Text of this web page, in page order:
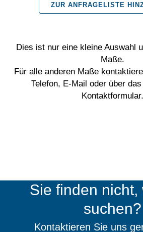
12-
für
6-
Kant-
mit
ZUR ANFRAGELISTE
Dies ist nur eine kleine Auswahl
Maße.
Für alle anderen Maße
Telefon, E-Mail oder über
Kontaktformular.
Sie finden nicht,
suchen?
Kontaktieren Sie uns